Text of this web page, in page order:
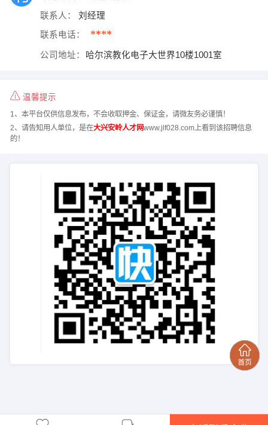
联系人： 刘经理
联系电话： ****
公司地址： 哈尔滨教化电子大世界10楼1001室
温馨提示
1、本平台仅供信息发布，不会收取押金、保证金，请微友务必谨慎！
2、请告知用人单位，是在大兴安岭人才网www.jlf028.com上看到该招聘信息
的！